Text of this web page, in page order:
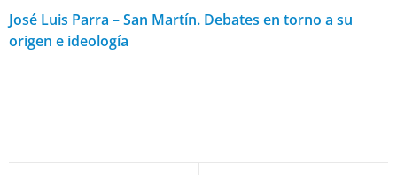
José Luis Parra – San Martín. Debates en torno a su
origen e ideología